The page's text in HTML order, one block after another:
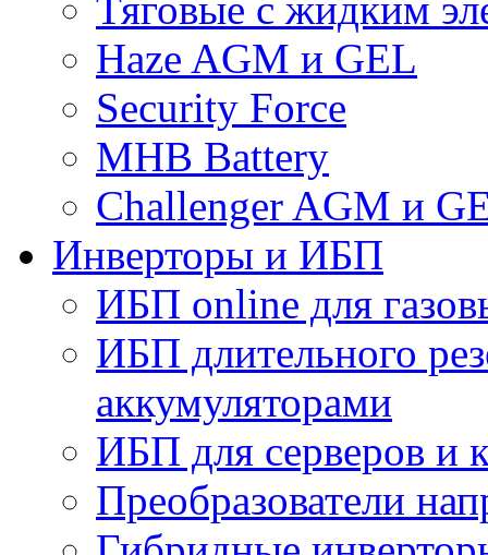
Тяговые с жидким
Haze AGM и GEL
Security Force
MHB Battery
Challenger AGM и
Инверторы и ИБП
ИБП online для
ИБП длительного
аккумуляторами
ИБП для серверов и
Преобразователи